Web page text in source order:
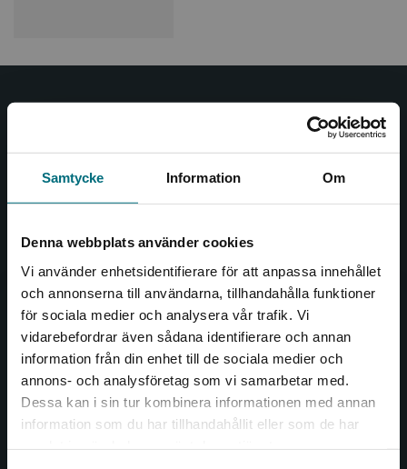
Samtycke Information Om
Denna webbplats använder cookies
Vi använder enhetsidentifierare för att anpassa innehållet
och annonserna till användarna, tillhandahålla funktioner
för sociala medier och analysera vår trafik. Vi
vidarebefordrar även sådana identifierare och annan
information från din enhet till de sociala medier och
annons- och analysföretag som vi samarbetar med.
Dessa kan i sin tur kombinera informationen med annan
information som du har tillhandahållit eller som de har
Begränsad fraktregion
Det verkar som att du besöker
Nypon och Vilja förlag ger ut böcker som väcker läslust
och öppnar dörren till nya världar och möjligheter för
Kontakta oss
Kontakta oss
046-31 20 00
Box 141
221 00 Lund